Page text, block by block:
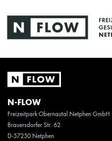
N-FLOW
Freizeitpark Obernautal Netphen GmbH
Brauersdorfer Str. 62
D-57250 Netphen